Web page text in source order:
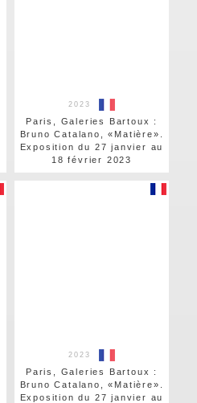
2023
Paris, Galeries Bartoux :
Bruno Catalano, «Matière».
Exposition du 27 janvier au
18 février 2023
2023
Paris, Galeries Bartoux :
Bruno Catalano, «Matière».
Exposition du 27 janvier au